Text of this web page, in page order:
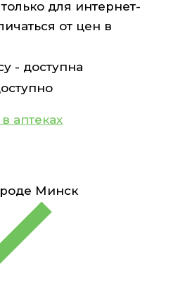
для интернет-
от цен в
- доступна
аптеках
Минск